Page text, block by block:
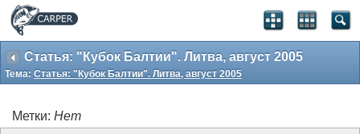
Статья: "Кубок Балтии". Литва, август 2005
Тема: Статья: "Кубок Балтии". Литва, август 2005
Метки: Нет